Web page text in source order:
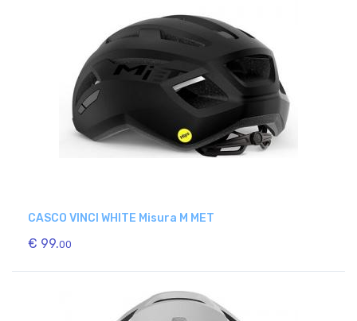
CASCO VINCI WHITE Misura M MET
€ 99.00